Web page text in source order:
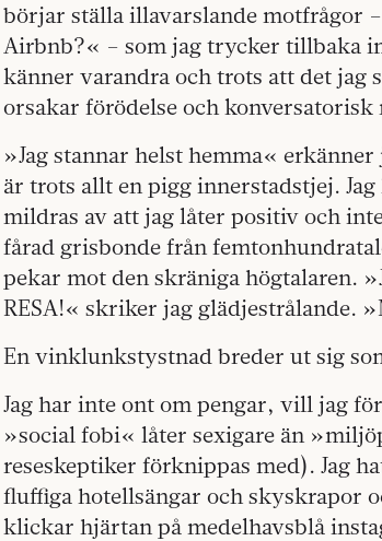
börjar ställa illavarslande motfrågor
Airbnb?« – som jag trycker tillbaka
känner­ varandra och trots att det jag
orsakar­ förödelse och konversatorisk
»Jag stannar helst hemma«
är trots allt en pigg innerstadstjej.
mildras av att jag låter positiv och
fårad grisbonde från
pekar mot den skräniga högtalaren.
RESA!« skriker jag glädjestrålande.
En vinklunkstystnad breder ut sig
Jag har inte ont om pengar, vill jag
»social fobi« låter sexigare än
reseskeptiker förknippas med). Jag
fluffiga hotellsängar och skyskrapor
klickar hjärtan på medelhavsblå